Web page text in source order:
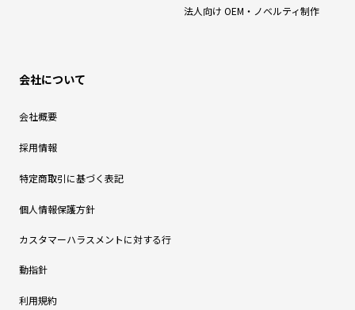
法人向け OEM・ノベルティ制作
会社について
会社概要
採用情報
特定商取引に基づく表記
個人情報保護方針
カスタマーハラスメントに対する行
動指針
利用規約